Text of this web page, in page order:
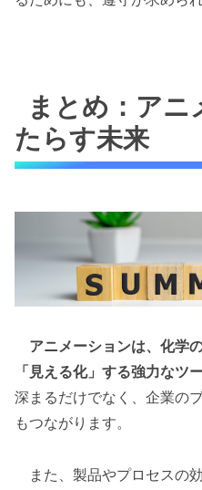
まとめ：アニ
たらす未来
アニメーションは、化学
「見える化」する強力なツ
深まるだけでなく、企業の
もつながります。
また、製品やプロセスの